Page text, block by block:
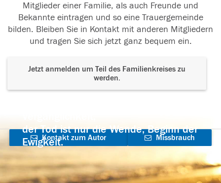
Mitglieder einer Familie, als auch Freunde und
Bekannte eintragen und so eine Trauergemeinde
bilden. Bleiben Sie in Kontakt mit anderen Mitgliedern
und tragen Sie sich jetzt ganz bequem ein.
Jetzt anmelden um Teil des Familienkreises zu
werden.
der Tod ist nur die Wende, Beginn der
Ewigkeit.
Kontakt zum Autor
aufnehmen
Missbrauch